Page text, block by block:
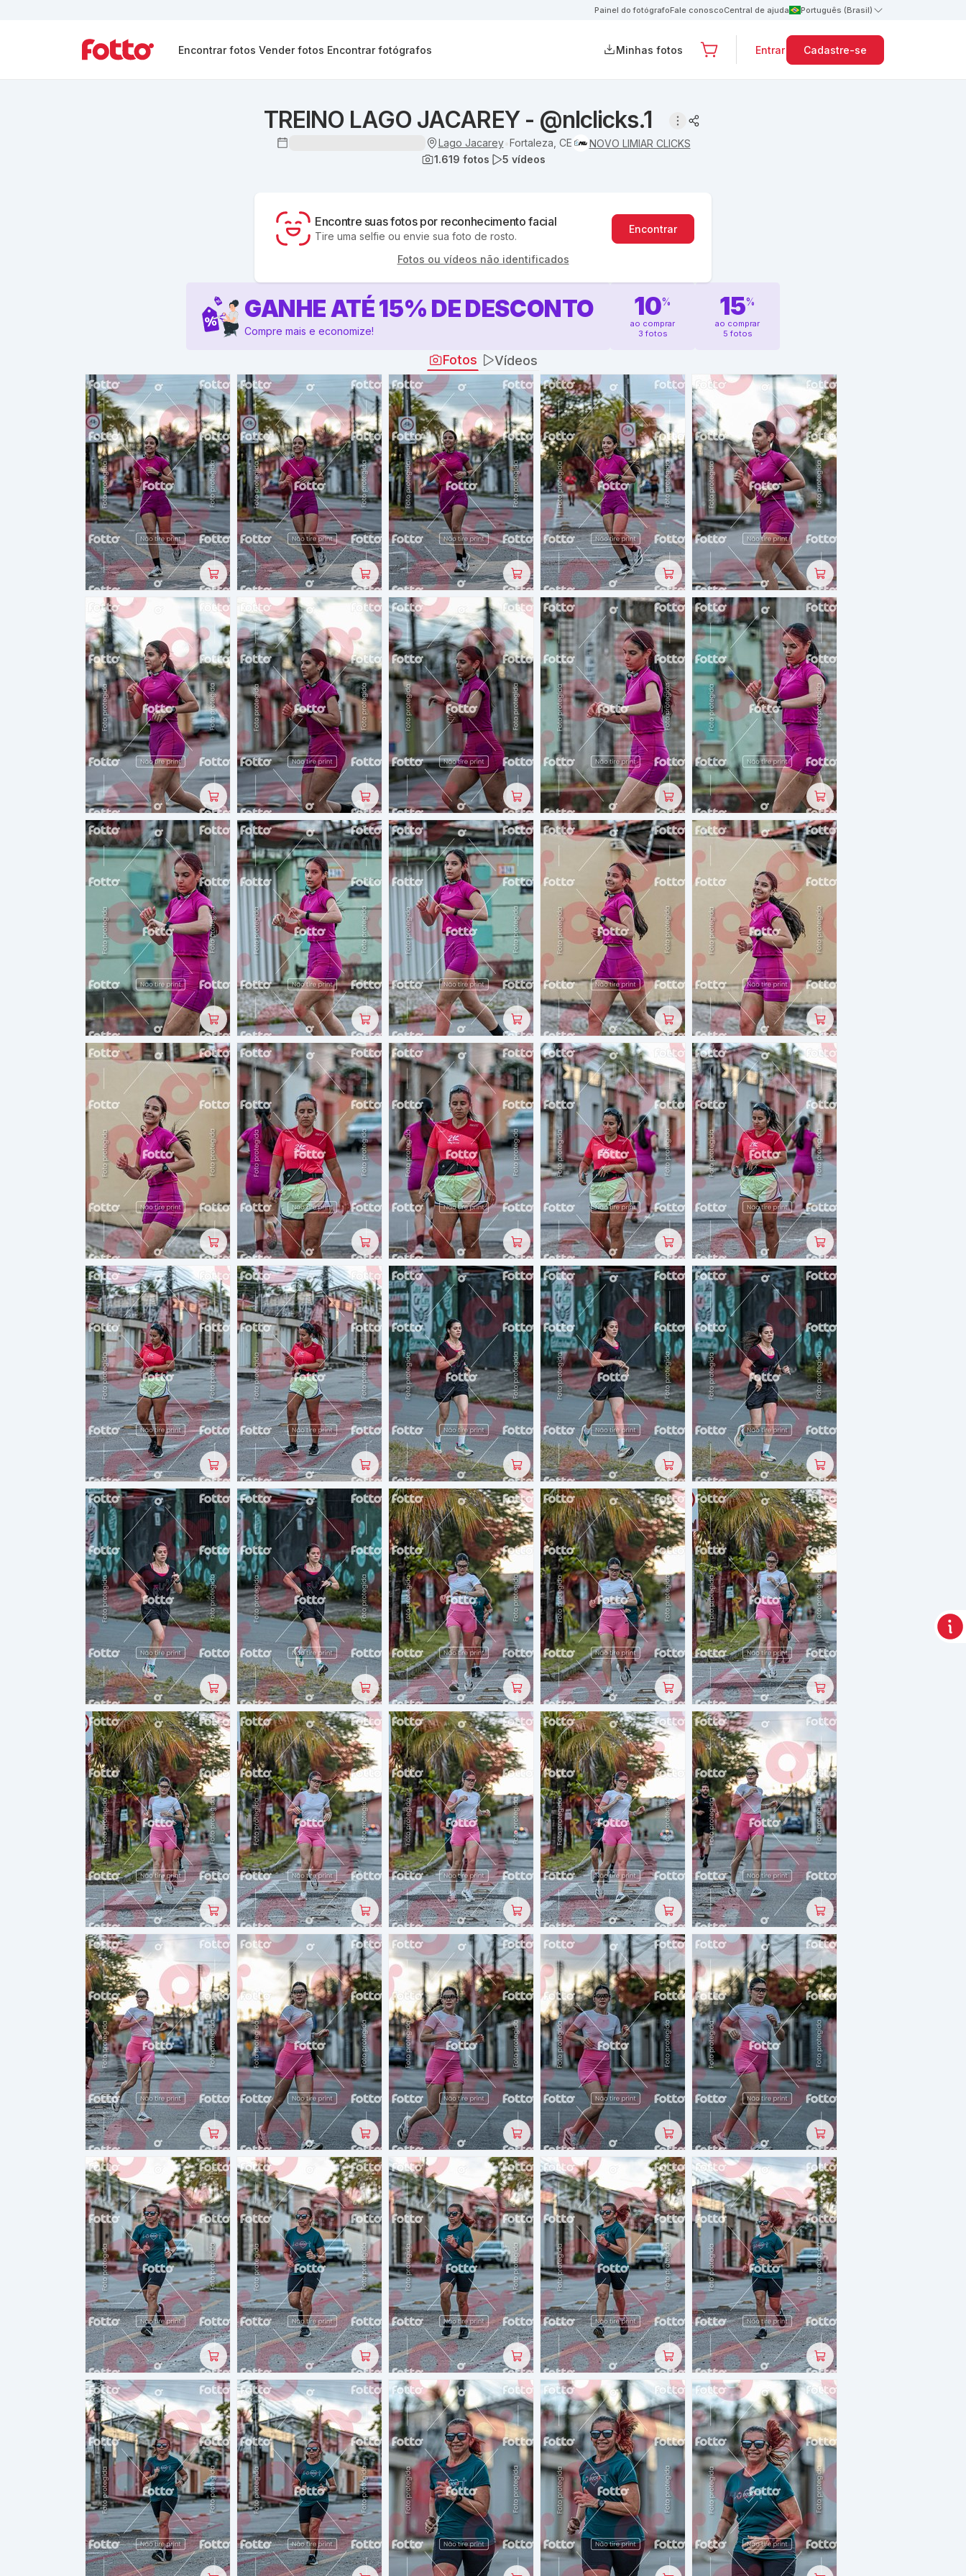
Painel do fotógrafoFale conoscoCentral de ajuda Português (Brasil)
Encontrar fotos Vender fotos Encontrar fotógrafos Minhas fotos Entrar Cadastre-se
TREINO LAGO JACAREY - @nlclicks.1
Lago Jacarey• Fortaleza, CE
NOVO LIMIAR CLICKS
1.619 fotos 5 vídeos
Encontre suas fotos por reconhecimento facial
Tire uma selfie ou envie sua foto de rosto.
Encontrar
Fotos ou vídeos não identificados
GANHE ATÉ15% DE DESCONTO
Compre mais e economize!
10%
ao comprar
3 fotos
15%
ao comprar
5 fotos
Fotos Vídeos